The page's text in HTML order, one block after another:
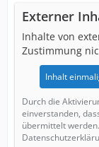
Externer
Inhalte von
Zustimmung
Inhalt
Durch die
einverstanden,
übermittelt